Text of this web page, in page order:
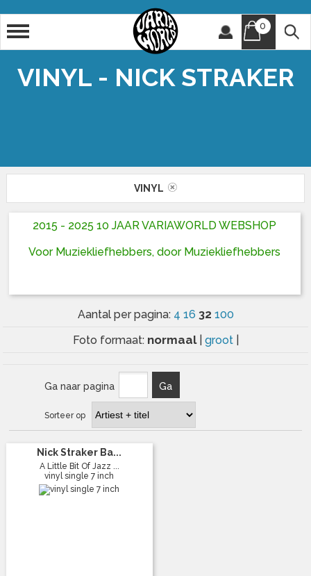
0
VINYL - NICK STRAKER
VINYL
2015 - 2025 10 JAAR VARIAWORLD WEBSHOP
Voor Muziekliefhebbers, door Muziekliefhebbers
Aantal per pagina: 4 16 32 100
Foto formaat: normaal groot
Ga naar pagina Ga
Sorteer op
Nick Straker Ba...
A Little Bit Of Jazz ...
vinyl single 7 inch